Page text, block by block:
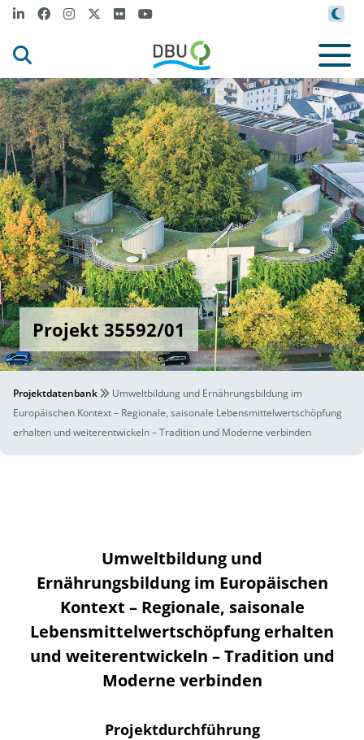
Projekt 35592/01
Projektdatenbank
Umweltbildung und Ernährungsbildung im
Europäischen Kontext – Regionale, saisonale Lebensmittelwertschöpfung
erhalten und weiterentwickeln – Tradition und Moderne verbinden
Umweltbildung und
Ernährungsbildung im Europäischen
Kontext – Regionale, saisonale
Lebensmittelwertschöpfung erhalten
und weiterentwickeln – Tradition und
Moderne verbinden
Projektdurchführung